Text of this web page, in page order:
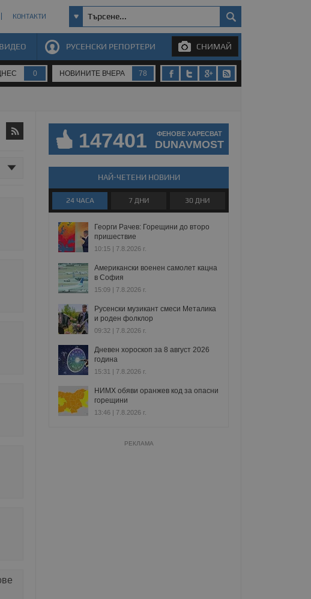
КОНТАКТИ
ВИДЕО РУСЕНСКИ РЕПОРТЕРИ СНИМАЙ
0 НОВИНИТЕ ВЧЕРА 78
147401 ФЕНОВЕ ХАРЕСВАТ
DUNAVMOST
НАЙ-ЧЕТЕНИ НОВИНИ
24 ЧАСА 7 ДНИ 30 ДНИ
Георги Рачев: Горещини до второ
пришествие
10:15 | 7.8.2026 г.
Американски военен самолет кацна
в София
15:09 | 7.8.2026 г.
Русенски музикант смеси Металика
и роден фолклор
09:32 | 7.8.2026 г.
Дневен хороскоп за 8 август 2026
година
15:31 | 7.8.2026 г.
НИМХ обяви оранжев код за опасни
горещини
13:46 | 7.8.2026 г.
РЕКЛАМА